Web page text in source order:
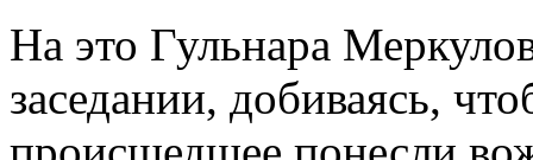
На это Гульнара
заседании, добиваясь,